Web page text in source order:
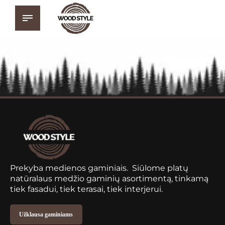
Prekyba medienos gaminiais. Siūlome platų
natūralaus medžio gaminių asortimentą, tinkamą
tiek fasadui, tiek terasai, tiek interjerui.
Užklausa gaminiams